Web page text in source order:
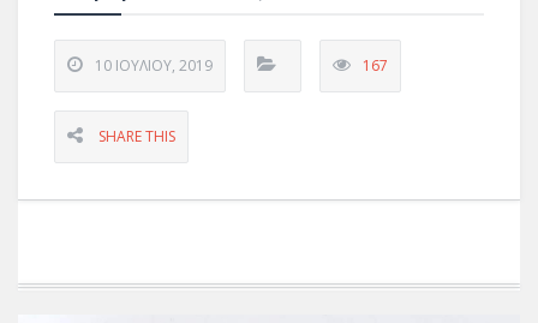
10 ΙΟΥΛΊΟΥ, 2019 167
SHARE THIS